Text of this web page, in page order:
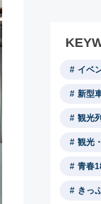
イベ
新型
観光
観光
青春
きっ